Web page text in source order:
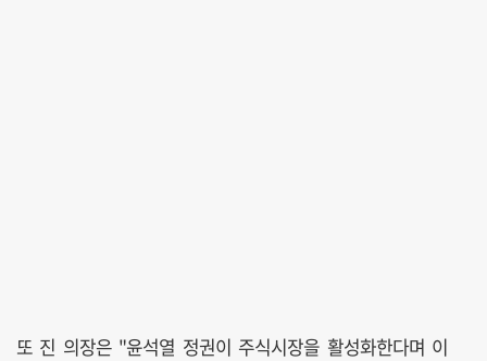
또 진 의장은 "윤석열 정권이 주식시장을 활성화한다며 이